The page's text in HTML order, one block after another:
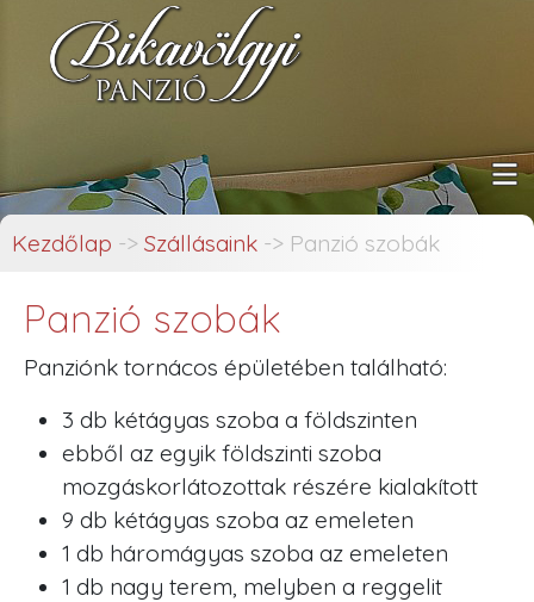
Kezdőlap -> Szállásaink -> Panzió szobák
Panzió szobák
Panziónk tornácos épületében található:
3 db kétágyas szoba a földszinten
ebből az egyik földszinti szoba
mozgáskorlátozottak részére kialakított
9 db kétágyas szoba az emeleten
1 db háromágyas szoba az emeleten
1 db nagy terem, melyben a reggelit